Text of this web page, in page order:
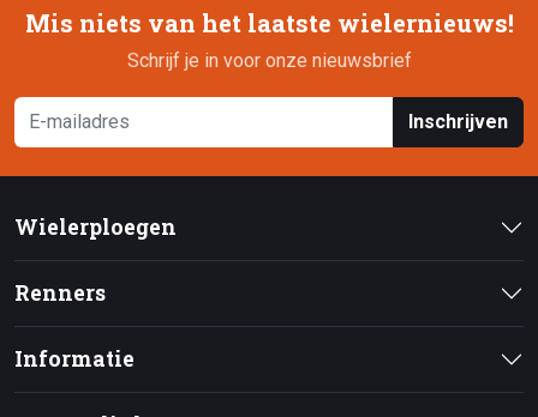
Mis niets van het laatste wielernieuws!
Schrijf je in voor onze nieuwsbrief
Inschrijven
Wielerploegen
Renners
Informatie